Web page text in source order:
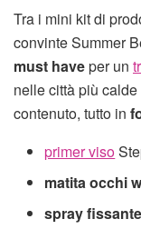
Tra i mini kit di
convinte Summer
must haveper un
nelle città più calde
contenuto, tutto in
primer viso
matita occhi
spray fissante